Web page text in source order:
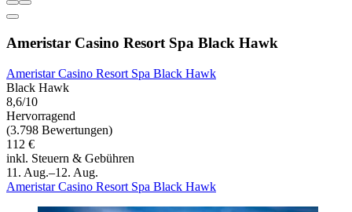
Ameristar Casino Resort Spa Black Hawk
Ameristar Casino Resort Spa Black Hawk
Black Hawk
8,6/10
Hervorragend
(3.798 Bewertungen)
112 €
inkl. Steuern & Gebühren
11. Aug.–12. Aug.
Ameristar Casino Resort Spa Black Hawk